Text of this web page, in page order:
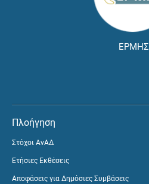
ΕΡΜΗΣ
Πλοήγηση
Στόχοι ΑνΑΔ
Ετήσιες Εκθέσεις
Αποφάσεις για Δημόσιες Συμβάσεις